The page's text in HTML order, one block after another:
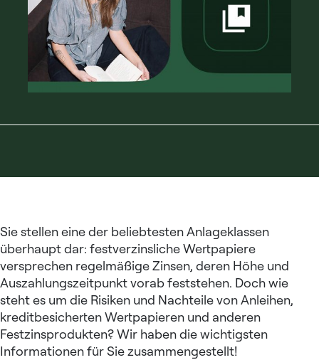
Sie stellen eine der beliebtesten Anlageklassen
überhaupt dar: festverzinsliche Wertpapiere
versprechen regelmäßige Zinsen, deren Höhe und
Auszahlungszeitpunkt vorab feststehen. Doch wie
steht es um die Risiken und Nachteile von Anleihen,
kreditbesicherten Wertpapieren und anderen
Festzinsprodukten? Wir haben die wichtigsten
Informationen für Sie zusammengestellt!